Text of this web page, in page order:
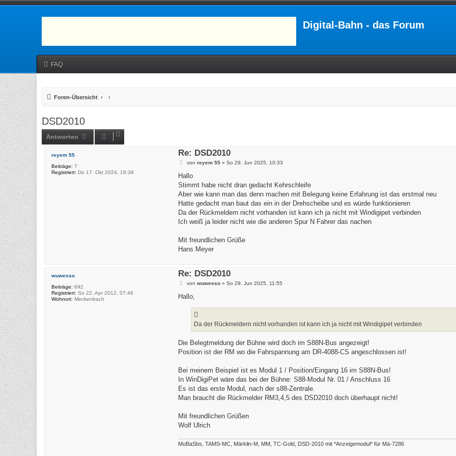
Digital-Bahn - das Forum
FAQ
Foren-Übersicht
DSD2010
Antworten
reyem 55
Beiträge: 7
Registriert: Do 17. Okt 2024, 18:38
Re: DSD2010
B
i
r
a
von reyem 55» So 29. Jun 2025, 10:33
Hallo
Stimmt habe nicht dran gedacht Kehrschleife
Aber wie kann man das denn machen mit Belegung keine Erfahrung ist das erstmal neu
Hatte gedacht man baut das ein in der Drehscheibe und es würde funktionieren
Da der Rückmeldern nicht vorhanden ist kann ich ja nicht mit Windigipet verbinden
Ich weiß ja leider nicht wie die anderen Spur N Fahrer das nachen
Mit freundlichen Grüße
Hans Meyer
wuwesso
Beiträge: 692
Registriert: So 22. Apr 2012, 07:46
Wohnort: Meckenbach
Re: DSD2010
B
i
von wuwesso» So 29. Jun 2025, 11:55
Hallo,
Da der Rückmeldern nicht vorhanden ist kann ich ja nicht mit Windigipet verbinden
Die Belegtmeldung der Bühne wird doch im S88N-Bus angezeigt!
Position ist der RM wo die Fahrspannung am DR-4088-CS angeschlossen ist!
Bei meinem Beispiel ist es Modul 1 / Position/Eingang 16 im S88N-Bus!
In WinDigiPet wäre das bei der Bühne: S88-Modul Nr. 01 / Anschluss 16
Es ist das erste Modul, nach der s88-Zentrale.
Man braucht die Rückmelder RM3,4,5 des DSD2010 doch überhaupt nicht!
Mit freundlichen Grüßen
Wolf Ulrich
MoBaSbs, TAMS-MC, Märklin-M, MM, TC-Gold, DSD-2010 mit *Anzeigemodul* für Mä-7286